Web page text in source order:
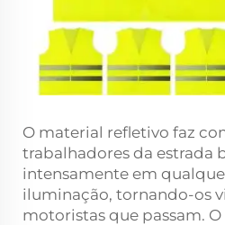
O material refletivo faz
trabalhadores da estrada
intensamente em
iluminação, tornando-os
motoristas que passam.